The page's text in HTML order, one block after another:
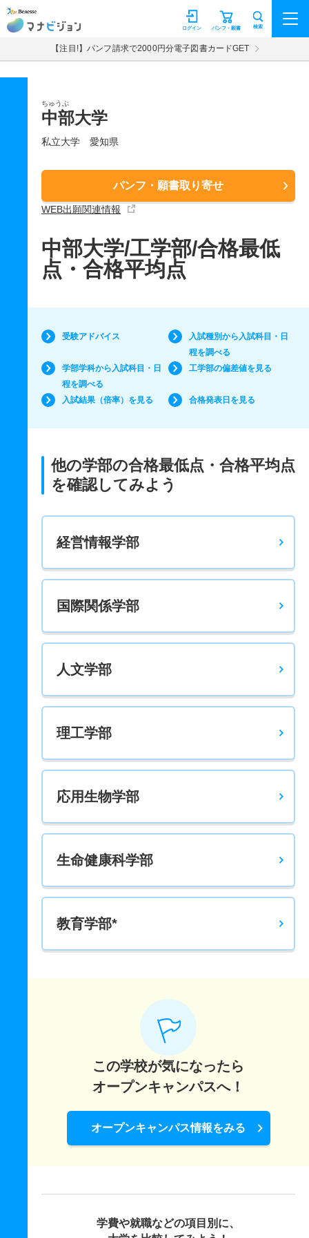
マナビジョン パンフ・願書
ログイン 検索
【注目!】パンフ請求で2000円分電子図書カードGET
ちゅうぶ
中部大学
私立大学 愛知県
パンフ・願書取り寄せ
WEB出願関連情報
中部大学/工学部/合格最低
点・合格平均点
受験アドバイス
入試種別から入試科目・日
程を調べる
学部学科から入試科目・日
程を調べる
工学部の偏差値を見る
入試結果（倍率）を見る 合格発表日を見る
他の学部の合格最低点・合格平均点
を確認してみよう
経営情報学部
国際関係学部
人文学部
理工学部
応用生物学部
生命健康科学部
教育学部*
この学校が気になったら
オープンキャンパスへ！
オープンキャンパス情報をみる
学費や就職などの項目別に、